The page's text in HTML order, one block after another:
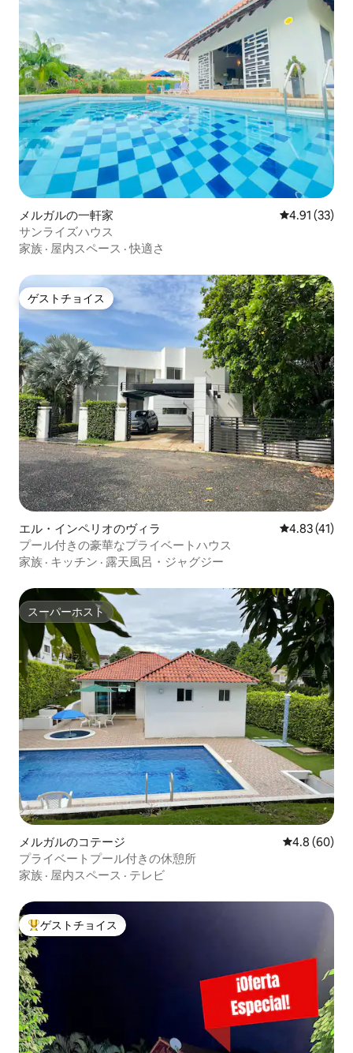
メルガルの一軒家 レビュー33
4.91 (33)
サンライズハウス
家族 · 屋内スペース ·快適さ
ゲストチョイス
ゲストチョイス
エル・インペリオのヴィラ レビュー41
4.83 (41)
プール付きの豪華なプライベートハウス
家族 · キッチン · 露天風呂・ジャグジー
スーパーホスト
スーパーホスト
メルガルのコテージ レビュー60
4.8 (60)
プライベートプール付きの休憩所
家族 · 屋内スペース · テレビ
大好評のゲストチョイスです。
ゲストチョイス